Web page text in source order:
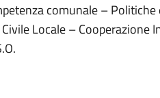
comunale – Politiche
Locale – Cooperazione